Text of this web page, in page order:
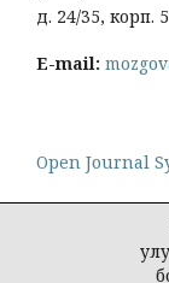
д. 24/35, корп. 5
E-mail:
Open Journal
Политика